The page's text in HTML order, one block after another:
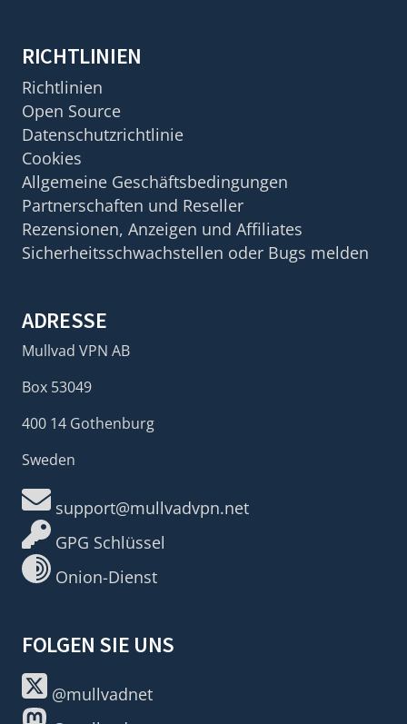
RICHTLINIEN
Richtlinien
Open Source
Datenschutzrichtlinie
Cookies
Allgemeine Geschäftsbedingungen
Partnerschaften und Reseller
Rezensionen, Anzeigen und Affiliates
Sicherheitsschwachstellen oder Bugs melden
ADRESSE
Mullvad VPN AB
Box 53049
400 14 Gothenburg
Sweden
support@mullvadvpn.net
GPG Schlüssel
Onion-Dienst
FOLGEN SIE UNS
@mullvadnet